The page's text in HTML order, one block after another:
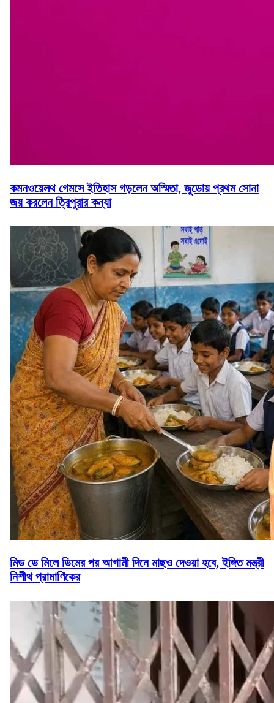
কমনওয়েলথ গেমসে ইতিহাস গড়লেন অস্মিতা, জুডোয় প্রথম সোনা
জয় করলেন ত্রিপুরার কন্যা
মিড ডে মিলে ডিমের পর আগামী দিনে মাছও দেওয়া হবে, ইঙ্গিত মন্ত্রী
নিশীথ প্রামাণিকের